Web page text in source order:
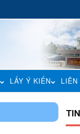
LẤY Ý KIẾN